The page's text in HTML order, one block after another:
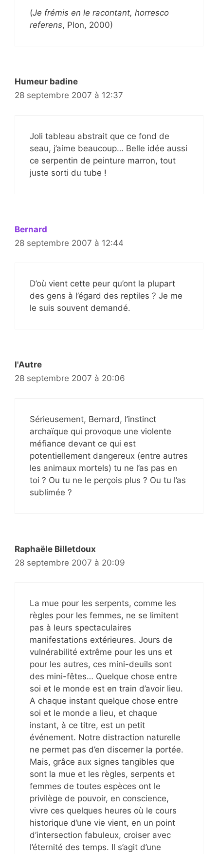
(Je frémis en le racontant, horresco
referens, Plon, 2000)
Humeur badine
28 septembre 2007 à 12:37
Joli tableau abstrait que ce fond de
seau, j’aime beaucoup… Belle idée aussi
ce serpentin de peinture marron, tout
juste sorti du tube !
Bernard
28 septembre 2007 à 12:44
D’où vient cette peur qu’ont la plupart
des gens à l’égard des reptiles ? Je me
le suis souvent demandé.
l'Autre
28 septembre 2007 à 20:06
Sérieusement, Bernard, l’instinct
archaïque qui provoque une violente
méfiance devant ce qui est
potentiellement dangereux (entre autres
les animaux mortels) tu ne l’as pas en
toi ? Ou tu ne le perçois plus ? Ou tu l’as
sublimée ?
Raphaële Billetdoux
28 septembre 2007 à 20:09
La mue pour les serpents, comme les
règles pour les femmes, ne se limitent
pas à leurs spectaculaires
manifestations extérieures. Jours de
vulnérabilité extrême pour les uns et
pour les autres, ces mini-deuils sont
des mini-fêtes… Quelque chose entre
soi et le monde est en train d’avoir lieu.
A chaque instant quelque chose entre
soi et le monde a lieu, et chaque
instant, à ce titre, est un petit
événement. Notre distraction naturelle
ne permet pas d’en discerner la portée.
Mais, grâce aux signes tangibles que
sont la mue et les règles, serpents et
femmes de toutes espèces ont le
privilège de pouvoir, en conscience,
vivre ces quelques heures où le cours
historique d’une vie vient, en un point
d’intersection fabuleux, croiser avec
l’éternité des temps. Il s’agit d’une